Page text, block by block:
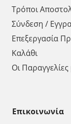
Τρόποι
Σύνδεση /
Επεξεργασία
Καλάθι
Οι
Επικοινωνία